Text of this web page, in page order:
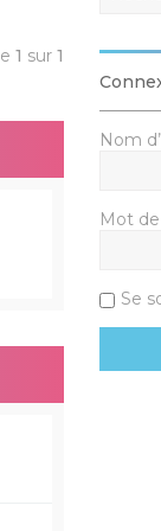
1 sur1
Nom
Mot de
Se